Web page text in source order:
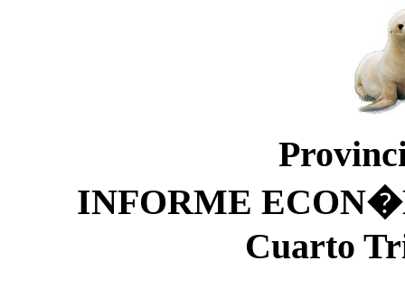
INFORME
Cuarto